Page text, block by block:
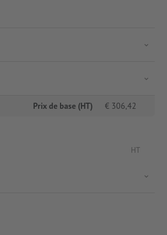
Prix de base (HT) € 306,42
HT